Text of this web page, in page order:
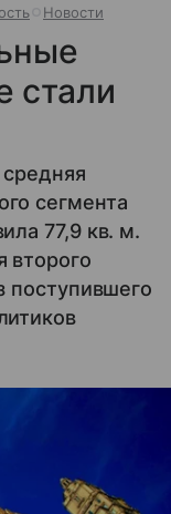
Новости
стали
сегмента
77,9 кв. м.
второго
поступившего